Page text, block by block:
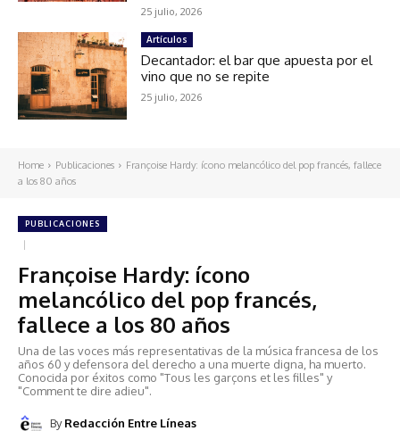
25 julio, 2026
Artículos
Decantador: el bar que apuesta por el
vino que no se repite
25 julio, 2026